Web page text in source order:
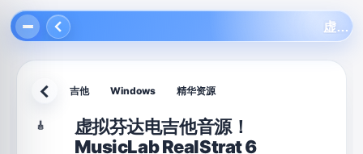
返回 吉他 Windows 精华资源
🎸
虚拟芬达电吉他音源！
MusicLab RealStrat 6
虚拟芬达电吉他音源！MusicLab RealStrat 6 v6.1.0.7549 WIN版